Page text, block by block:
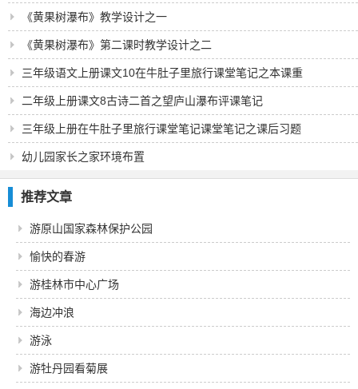
《黄果树瀑布》教学设计之一
《黄果树瀑布》第二课时教学设计之二
三年级语文上册课文10在牛肚子里旅行课堂笔记之本课重
难点
二年级上册课文8古诗二首之望庐山瀑布评课笔记
三年级上册在牛肚子里旅行课堂笔记课堂笔记之课后习题
及答案
幼儿园家长之家环境布置
推荐文章
游原山国家森林保护公园
愉快的春游
游桂林市中心广场
海边冲浪
游泳
游牡丹园看菊展